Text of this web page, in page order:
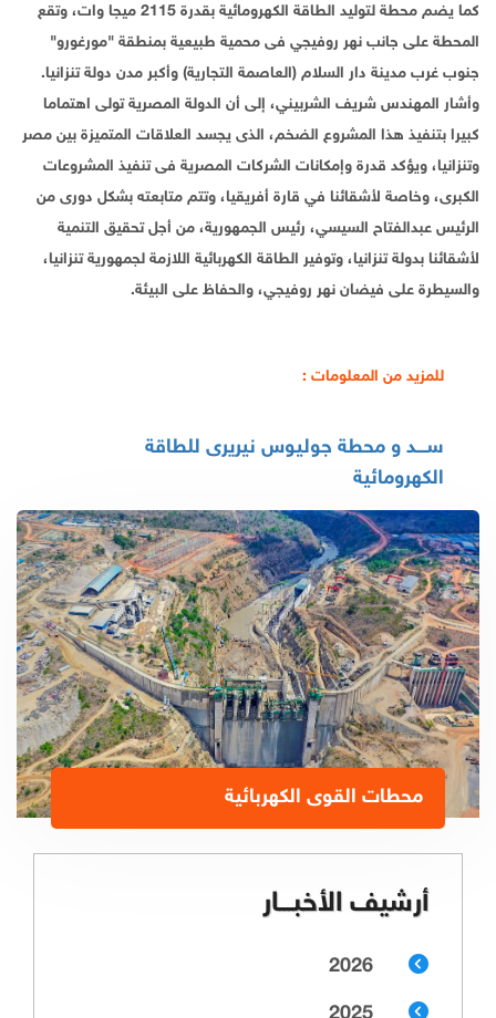
كما يضم محطة لتوليد الطاقة الكهرومائية بقدرة 2115 ميجا وات، وتقع
المحطة على جانب نهر روفيجي فى محمية طبيعية بمنطقة "مورغورو"
جنوب غرب مدينة دار السلام (العاصمة التجارية) وأكبر مدن دولة تنزانيا.
وأشار المهندس شريف الشربيني، إلى أن الدولة المصرية تولى اهتماما
كبيرا بتنفيذ هذا المشروع الضخم، الذى يجسد العلاقات المتميزة بين مصر
وتنزانيا، ويؤكد قدرة وإمكانات الشركات المصرية فى تنفيذ المشروعات
الكبرى، وخاصة لأشقائنا في قارة أفريقيا، وتتم متابعته بشكل دورى من
الرئيس عبدالفتاح السيسي، رئيس الجمهورية، من أجل تحقيق التنمية
لأشقائنا بدولة تنزانيا، وتوفير الطاقة الكهربائية اللازمة لجمهورية تنزانيا،
والسيطرة على فيضان نهر روفيجي، والحفاظ على البيئة.
للمزيد من المعلومات :
ســـد و محطة جوليوس نيريرى للطاقة
الكهرومائية
محطات القوى الكهربائية
أرشيف الأخبـــار
2026